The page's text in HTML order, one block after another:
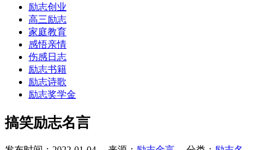
励志创业
高三励志
家庭教育
感悟亲情
伤感日志
励志书籍
励志诗歌
励志奖学金
搞笑励志名言